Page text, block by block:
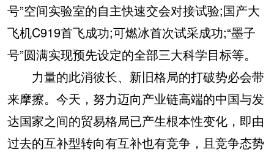
号”空间实验室的自主快速交会对接试验;国产大
飞机C919首飞成功;可燃冰首次试采成功;“墨子
号”圆满实现预先设定的全部三大科学目标等。
力量的此消彼长、新旧格局的打破势必会带
来摩擦。今天，努力迈向产业链高端的中国与发
达国家之间的贸易格局已产生根本性变化，即由
过去的互补型转向有互补也有竞争，且竞争态势